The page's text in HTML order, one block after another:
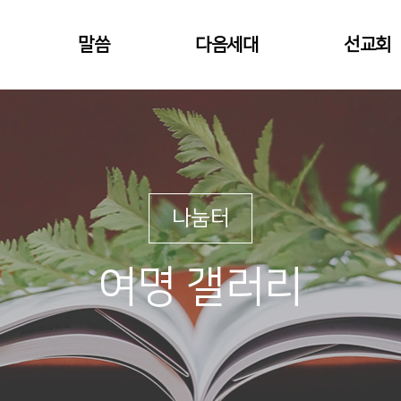
말씀 다음세대 선교회
나눔터
여명 갤러리